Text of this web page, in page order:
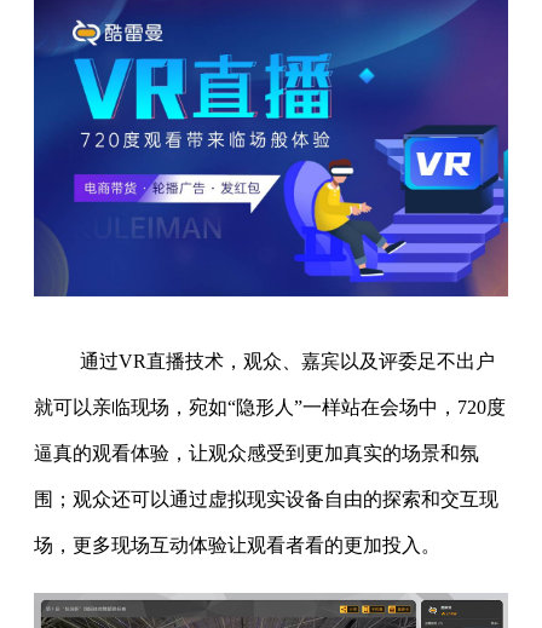
通过VR直播技术，观众、嘉宾以及评委足不出户
就可以亲临现场，宛如“隐形人”一样站在会场中，720度
逼真的观看体验，让观众感受到更加真实的场景和氛
围；观众还可以通过虚拟现实设备自由的探索和交互现
场，更多现场互动体验让观看者看的更加投入。